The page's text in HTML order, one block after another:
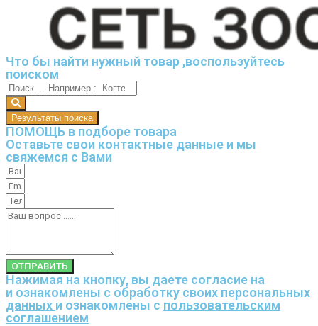
Что бы найти нужный товар ,воспользуйтесь
поиском
Результаты поиска
ПОМОЩЬ в подборе товара
Оставьте свои контактные данные и мы
свяжемся с Вами
ОТПРАВИТЬ
Нажимая на кнопку, вы даете согласие на
и ознакомлены с обработку своих персональных
данных и ознакомлены с пользовательским
соглашением